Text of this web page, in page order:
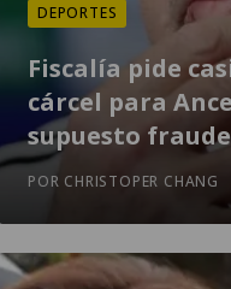
DEPORTES
Fiscalía pide
cárcel para
supuesto
POR CHRISTOPER CHANG